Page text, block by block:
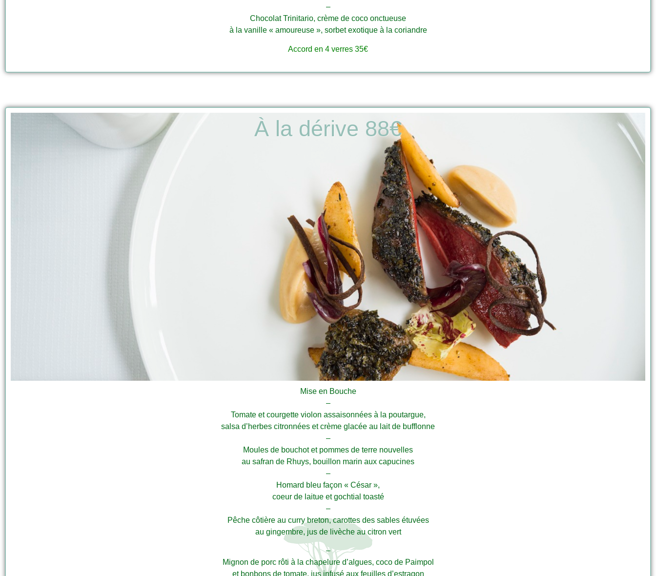
–
Chocolat Trinitario, crème de coco onctueuse
à la vanille « amoureuse », sorbet exotique à la coriandre
Accord en 4 verres 35€
À la dérive 88€
Mise en Bouche
–
Tomate et courgette violon assaisonnées à la poutargue,
salsa d’herbes citronnées et crème glacée au lait de bufflonne
–
Moules de bouchot et pommes de terre nouvelles
au safran de Rhuys, bouillon marin aux capucines
–
Homard bleu façon « César »,
coeur de laitue et gochtial toasté
–
Pêche côtière au curry breton, carottes des sables étuvées
au gingembre, jus de livèche au citron vert
–
Mignon de porc rôti à la chapelure d’algues, coco de Paimpol
et bonbons de tomate, jus infusé aux feuilles d’estragon